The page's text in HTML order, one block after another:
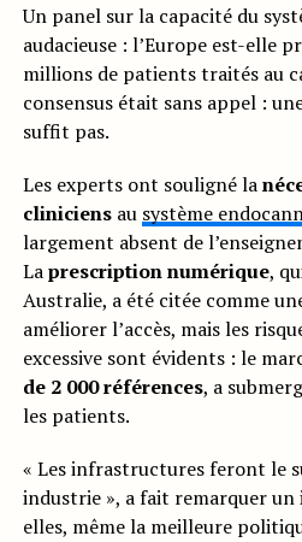
Un panel sur la capacité du
audacieuse : l’Europe est-elle
millions de patients traités au
consensus était sans appel :
suffit pas.
Les experts ont souligné la
cliniciensau système
largement absent de
Laprescription numérique,
Australie, a été citée comme
améliorer l’accès, mais les
excessive sont évidents : le
de 2 000 références, a
les patients.
« Les infrastructures feront le
industrie », a fait remarquer un
elles, même la meilleure